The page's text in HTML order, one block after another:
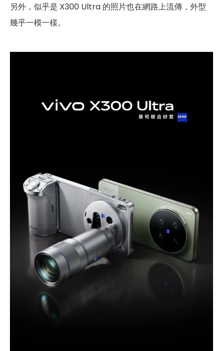
另外，似乎是 X300 Ultra 的照片也在網路上流傳，外型
幾乎一模一樣。